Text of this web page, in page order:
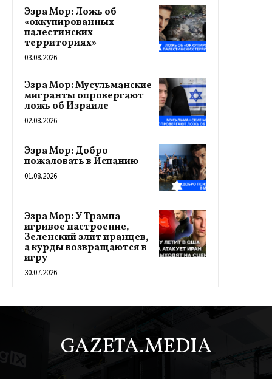
Эзра Мор: Ложь об
«оккупированных
палестинских
территориях»
03.08.2026
Эзра Мор: Мусульманские
мигранты опровергают
ложь об Израиле
02.08.2026
Эзра Мор: Добро
пожаловать в Испанию
01.08.2026
Эзра Мор: У Трампа
игривое настроение,
Зеленский злит иранцев,
а курды возвращаются в
игру
30.07.2026
GAZETA.MEDIA